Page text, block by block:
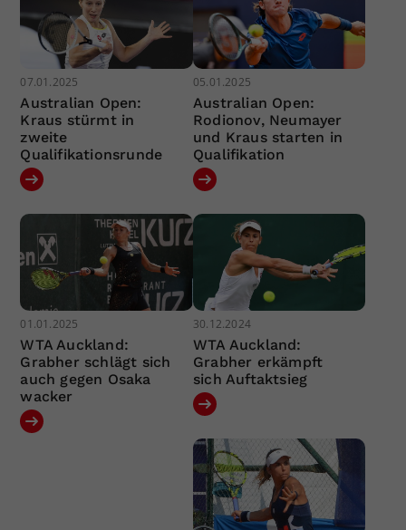
07.01.2025
Australian Open:
Kraus stürmt in
zweite
Qualifikationsrunde
05.01.2025
Australian Open:
Rodionov, Neumayer
und Kraus starten in
Qualifikation
01.01.2025
WTA Auckland:
Grabher schlägt sich
auch gegen Osaka
wacker
30.12.2024
WTA Auckland:
Grabher erkämpft
sich Auftaktsieg